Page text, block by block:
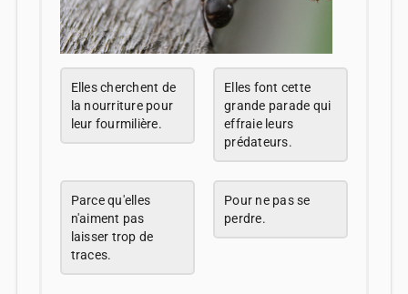
Elles cherchent de
la nourriture pour
leur fourmilière.
Elles font cette
grande parade qui
effraie leurs
prédateurs.
Parce qu'elles
n'aiment pas
laisser trop de
traces.
Pour ne pas se
perdre.